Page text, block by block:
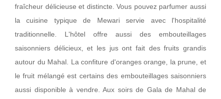
fraîcheur délicieuse et distincte. Vous pouvez parfumer aussi
la cuisine typique de Mewari servie avec l'hospitalité
traditionnelle. L'hôtel offre aussi des embouteillages
saisonniers délicieux, et les jus ont fait des fruits grandis
autour du Mahal. La confiture d'oranges orange, la prune, et
le fruit mélangé est certains des embouteillages saisonniers
aussi disponible à vendre. Aux soirs de Gala de Mahal de